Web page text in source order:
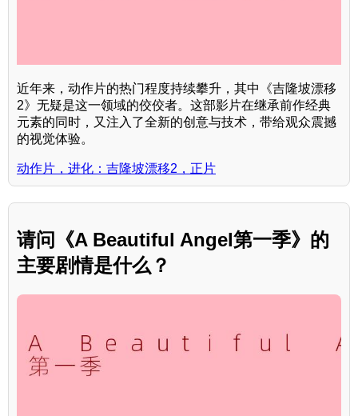
近年来，动作片的热门程度持续攀升，其中《吉隆坡漂移
2》无疑是这一领域的佼佼者。这部影片在继承前作经典
元素的同时，又注入了全新的创意与技术，带给观众震撼
的视觉体验。
动作片，进化：吉隆坡漂移2，正片
请问《A Beautiful Angel第一季》的
主要剧情是什么？